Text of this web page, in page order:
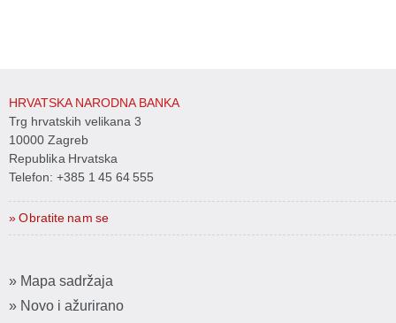
HRVATSKA NARODNA BANKA
Trg hrvatskih velikana 3
10000 Zagreb
Republika Hrvatska
Telefon: +385 1 45 64 555
» Obratite nam se
» Mapa sadržaja
» Novo i ažurirano